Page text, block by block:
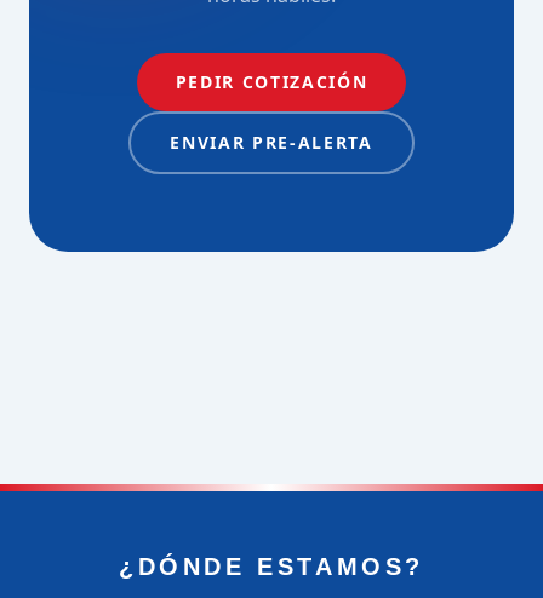
PEDIR COTIZACIÓN
ENVIAR PRE-ALERTA
¿DÓNDE ESTAMOS?